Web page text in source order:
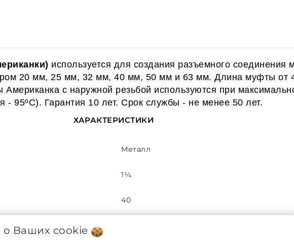
используется для создания разъемного соединения
20 мм, 25 мм, 32 мм, 40 мм, 50 мм и 63 мм. Длина муфты от
с наружной резьбой используются при
- 95ºС). Гарантия 10 лет. Срок службы - не менее 50 лет.
ХАРАКТЕРИСТИКИ
Металл
1¼
40
о Ваших cookie